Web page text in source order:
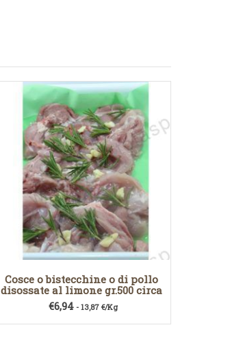
Cosce o bistecchine o di pollo
disossate al limone gr.500 circa
€6,94- 13,87 €/Kg